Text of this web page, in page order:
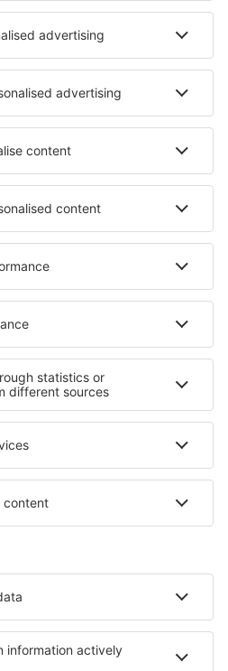
în Wurzburg
în Castelnuovo
în Kennett Square
în Litchfield
Hoteluri in Sächsische Schweiz
in Bavarian Alps
Hoteluri in Northern Hungary